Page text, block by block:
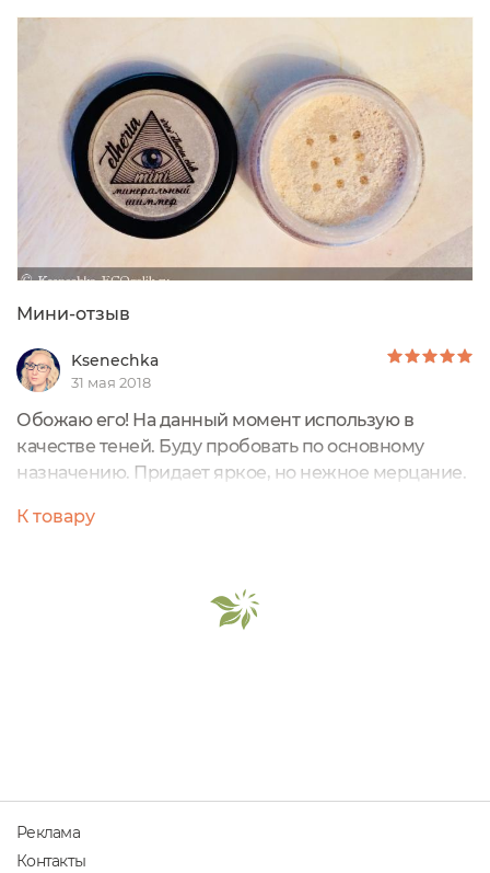
Мини-отзыв
Ksenechka
31 мая 2018
Обожаю его! На данный момент использую в
качестве теней. Буду пробовать по основному
назначению. Придает яркое, но нежное мерцание.
К товару
Реклама
Контакты